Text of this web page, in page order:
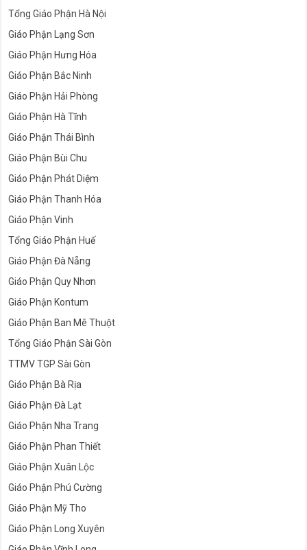
Tổng Giáo Phận Hà Nội
Giáo Phận Lạng Sơn
Giáo Phận Hưng Hóa
Giáo Phận Bắc Ninh
Giáo Phận Hải Phòng
Giáo Phận Hà Tĩnh
Giáo Phận Thái Bình
Giáo Phận Bùi Chu
Giáo Phận Phát Diệm
Giáo Phận Thanh Hóa
Giáo Phận Vinh
Tổng Giáo Phận Huế
Giáo Phận Đà Nẵng
Giáo Phận Quy Nhơn
Giáo Phận Kontum
Giáo Phận Ban Mê Thuột
Tổng Giáo Phận Sài Gòn
TTMV TGP Sài Gòn
Giáo Phận Bà Rịa
Giáo Phận Đà Lạt
Giáo Phận Nha Trang
Giáo Phận Phan Thiết
Giáo Phận Xuân Lộc
Giáo Phận Phú Cường
Giáo Phận Mỹ Tho
Giáo Phận Long Xuyên